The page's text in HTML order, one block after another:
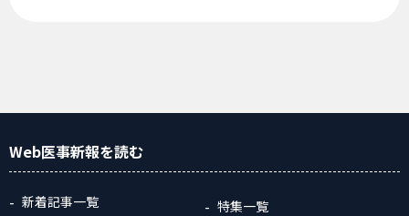
Web医事新報を読む
新着記事一覧
特集一覧